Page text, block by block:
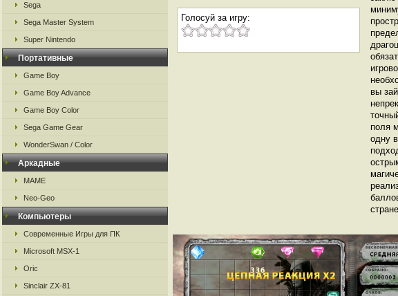
Sega
Sega Master System
Super Nintendo
Портативные
Game Boy
Game Boy Advance
Game Boy Color
Sega Game Gear
WonderSwan / Color
Аркадные
MAME
Neo-Geo
Компьютеры
Современные Игры для ПК
Microsoft MSX-1
Oric
Sinclair ZX-81
Голосуй за игру:
вы
поля
одну